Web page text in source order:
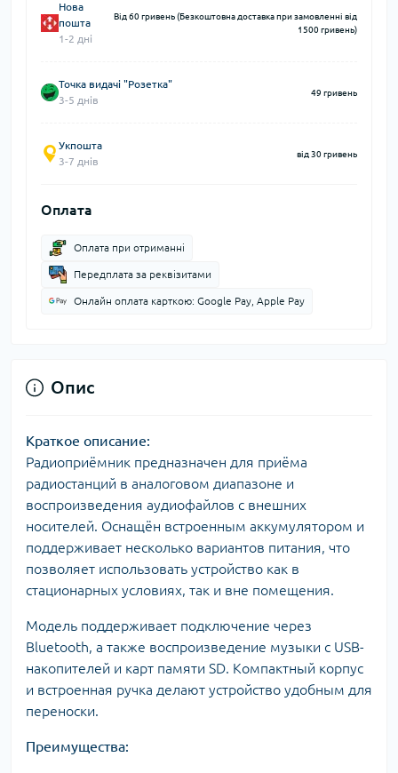
Нова
пошта
1-2 дні
Від 60 гривень (Безкоштовна доставка при замовленні від
1500 гривень)
Точка видачі "Розетка"
3-5 днів
49 гривень
Укпошта
3-7 днів
від 30 гривень
Оплата
Оплата при отриманні
Передплата за реквізитами
Онлайн оплата карткою: Google Pay, Apple Pay
Опис
Краткое описание:
Радиоприёмник предназначен для приёма
радиостанций в аналоговом диапазоне и
воспроизведения аудиофайлов с внешних
носителей. Оснащён встроенным аккумулятором и
поддерживает несколько вариантов питания, что
позволяет использовать устройство как в
стационарных условиях, так и вне помещения.
Модель поддерживает подключение через
Bluetooth, а также воспроизведение музыки с USB-
накопителей и карт памяти SD. Компактный корпус
и встроенная ручка делают устройство удобным для
переноски.
Преимущества: